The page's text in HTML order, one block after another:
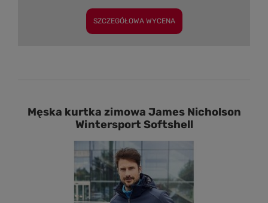
SZCZEGÓŁOWA WYCENA
Męska kurtka zimowa James Nicholson
Wintersport Softshell